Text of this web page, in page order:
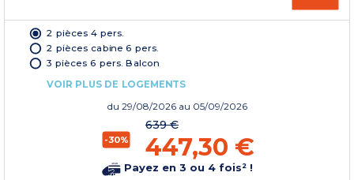
2 pièces 4 pers.
2 pièces cabine 6 pers.
3 pièces 6 pers. Balcon
VOIR PLUS DE LOGEMENTS
du 29/08/2026 au 05/09/2026
-30%
639 €
447,30 €
Payez en 3 ou 4 fois² !